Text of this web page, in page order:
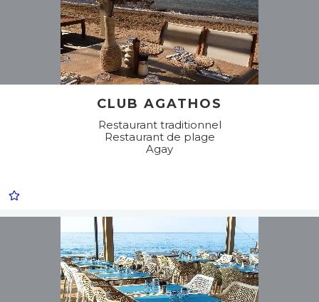
CLUB AGATHOS
Restaurant traditionnel
Restaurant de plage
Agay